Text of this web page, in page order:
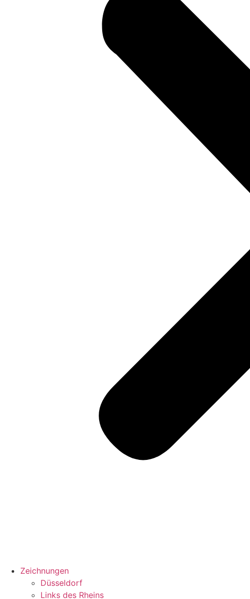
Zeichnungen
Düsseldorf
Links des Rheins